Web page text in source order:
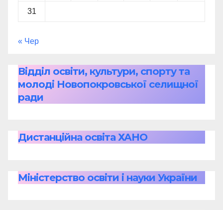
31
« Чер
Відділ освіти, культури, спорту та
молоді Новопокровської селищної
ради
Дистанційна освіта ХАНО
Міністерство освіти і науки України